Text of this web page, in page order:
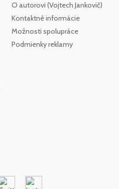
O autorovi (Vojtech Jankovič)
Kontaktné informácie
Možnosti spolupráce
Podmienky reklamy